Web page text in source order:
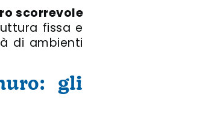
scorrevole
fissa e
di ambienti
gli